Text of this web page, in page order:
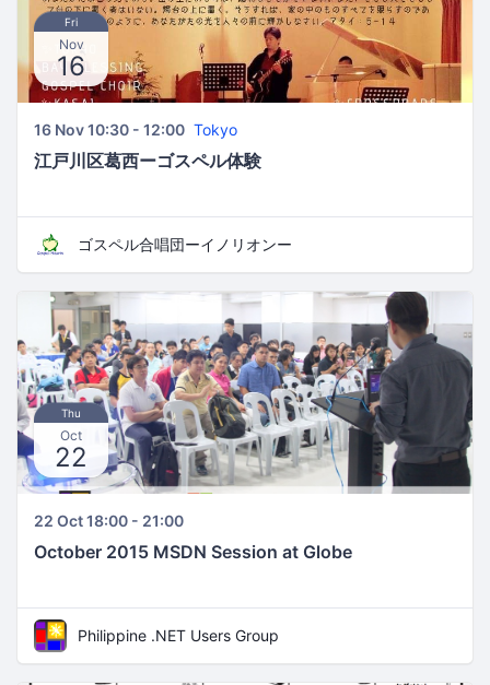
Fri
Nov
16
16 Nov 10:30 - 12:00 Tokyo
江戸川区葛西ーゴスペル体験
ゴスペル合唱団ーイノリオンー
Thu
Oct
22
22 Oct 18:00 - 21:00
October 2015 MSDN Session at Globe
Philippine .NET Users Group